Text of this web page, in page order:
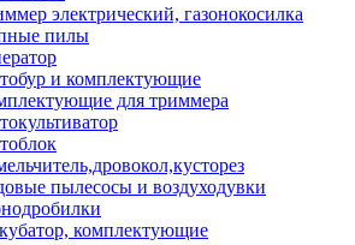
электрический, газонокосилка
пилы
и комплектующие
для триммера
пылесосы и воздуходувки
комплектующие